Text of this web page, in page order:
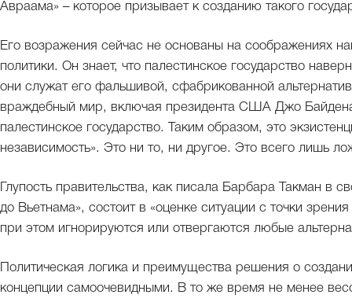
Авраама» – которое призывает к созданию такого
Его возражения сейчас не основаны на соображениях
политики. Он знает, что палестинское государство
они служат его фальшивой, сфабрикованной
враждебный мир, включая президента США Джо
палестинское государство. Таким образом, это
независимость». Это ни то, ни другое. Это всего лишь
Глупость правительства, как писала Барбара Такман в
до Вьетнама», состоит в «оценке ситуации с точки
при этом игнорируются или отвергаются любые
Политическая логика и преимущества решения о
концепции самоочевидными. В то же время не менее